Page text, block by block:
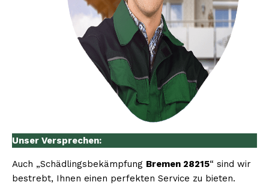
Unser Versprechen:
Auch „Schädlingsbekämpfung Bremen 28215“ sind wir
bestrebt, Ihnen einen perfekten Service zu bieten.